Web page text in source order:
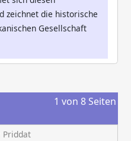
zeichnet die historische
Gesellschaft
1 von 8 Seiten
Priddat